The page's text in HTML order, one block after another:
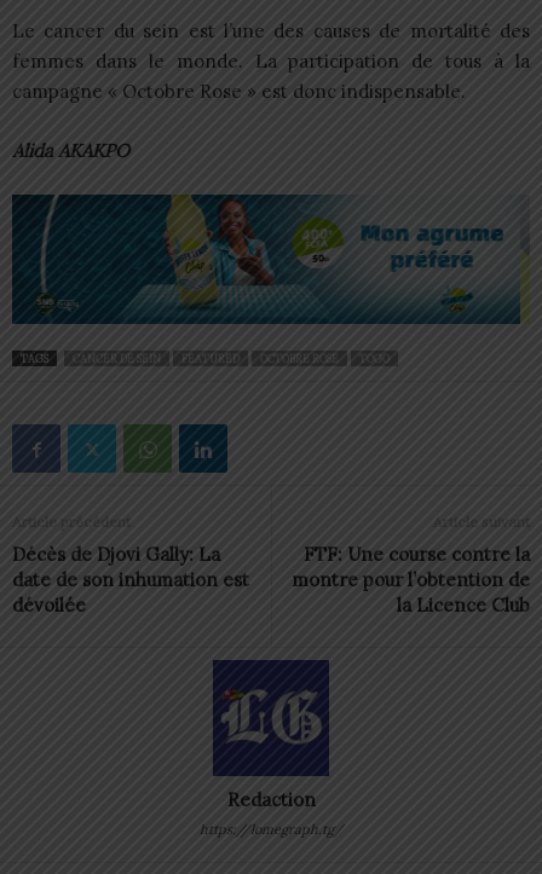
Le cancer du sein est l’une des causes de mortalité des
femmes dans le monde. La participation de tous à la
campagne « Octobre Rose » est donc indispensable.
Alida AKAKPO
TAGS CANCER DE SEIN FEATURED OCTOBRE ROSE TOGO
Article précédent
Décès de Djovi Gally: La
date de son inhumation est
dévoilée
Article suivant
FTF: Une course contre la
montre pour l’obtention de
la Licence Club
Redaction
https://lomegraph.tg/